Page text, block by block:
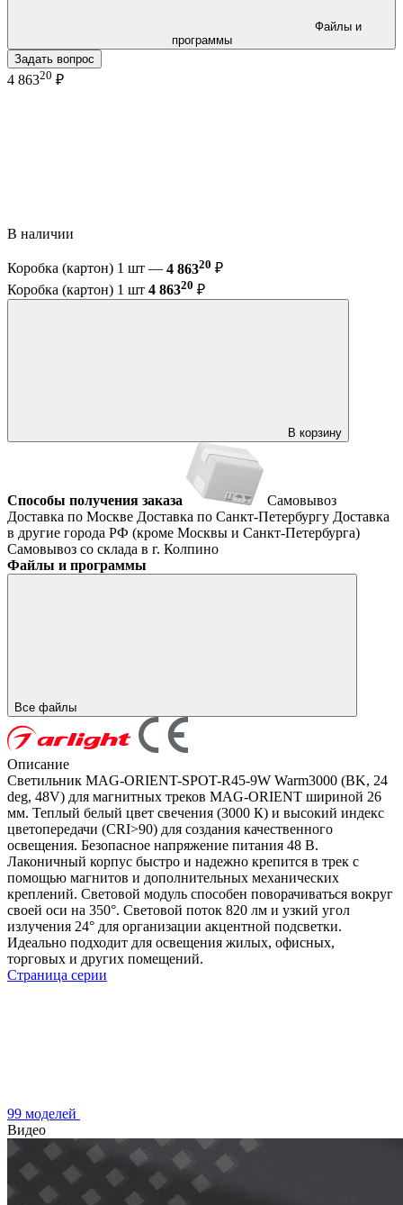
программы
Задать вопрос
4 86320 ₽
В наличии
Коробка (картон) 1 шт — 4 86320 ₽
Коробка (картон) 1 шт 4 86320 ₽
В корзину
Способы получения заказа
Самовывоз
Доставка по Москве Доставка по Санкт-Петербургу Доставка
в другие города РФ (кроме Москвы и Санкт-Петербурга)
Самовывоз со склада в г. Колпино
Файлы и программы
Все файлы
Описание
Светильник MAG-ORIENT-SPOT-R45-9W Warm3000 (BK, 24
deg, 48V) для магнитных треков MAG-ORIENT шириной 26
мм. Теплый белый цвет свечения (3000 К) и высокий индекс
цветопередачи (CRI>90) для создания качественного
освещения. Безопасное напряжение питания 48 В.
Лаконичный корпус быстро и надежно крепится в трек с
помощью магнитов и дополнительных механических
креплений. Световой модуль способен поворачиваться вокруг
своей оси на 350°. Световой поток 820 лм и узкий угол
излучения 24° для организации акцентной подсветки.
Идеально подходит для освещения жилых, офисных,
торговых и других помещений.
Страница серии
99 моделей
Видео